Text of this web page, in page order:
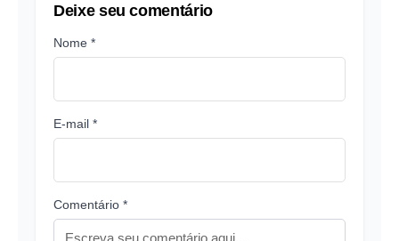
Deixe seu comentário
Nome *
E-mail *
Comentário *